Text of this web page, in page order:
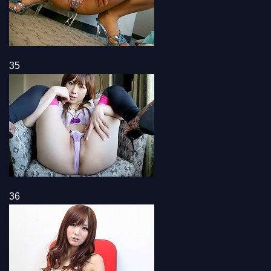
35
36